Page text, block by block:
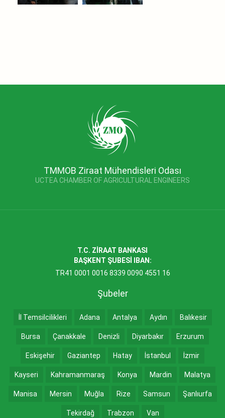
TMMOB Ziraat Mühendisleri Odası
UCTEA CHAMBER OF AGRICULTURAL ENGINEERS
T.C. ZİRAAT BANKASI
BAŞKENT ŞUBESİ IBAN:
TR41 0001 0016 8339 0090 4551 16
Şubeler
İl Temsilcilikleri Adana Antalya Aydın Balıkesir
Bursa Çanakkale Denizli Diyarbakır Erzurum
Eskişehir Gaziantep Hatay İstanbul İzmir
Kayseri Kahramanmaraş Konya Mardin Malatya
Manisa Mersin Muğla Rize Samsun Şanlıurfa
Tekirdağ Trabzon Van